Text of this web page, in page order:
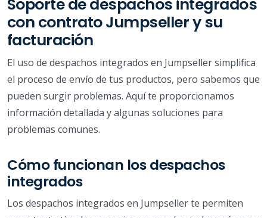
Soporte de despachos integrados
con contrato Jumpseller y su
facturación
El uso de despachos integrados en Jumpseller simplifica
el proceso de envío de tus productos, pero sabemos que
pueden surgir problemas. Aquí te proporcionamos
información detallada y algunas soluciones para
problemas comunes.
Cómo funcionan los despachos
integrados
Los despachos integrados en Jumpseller te permiten